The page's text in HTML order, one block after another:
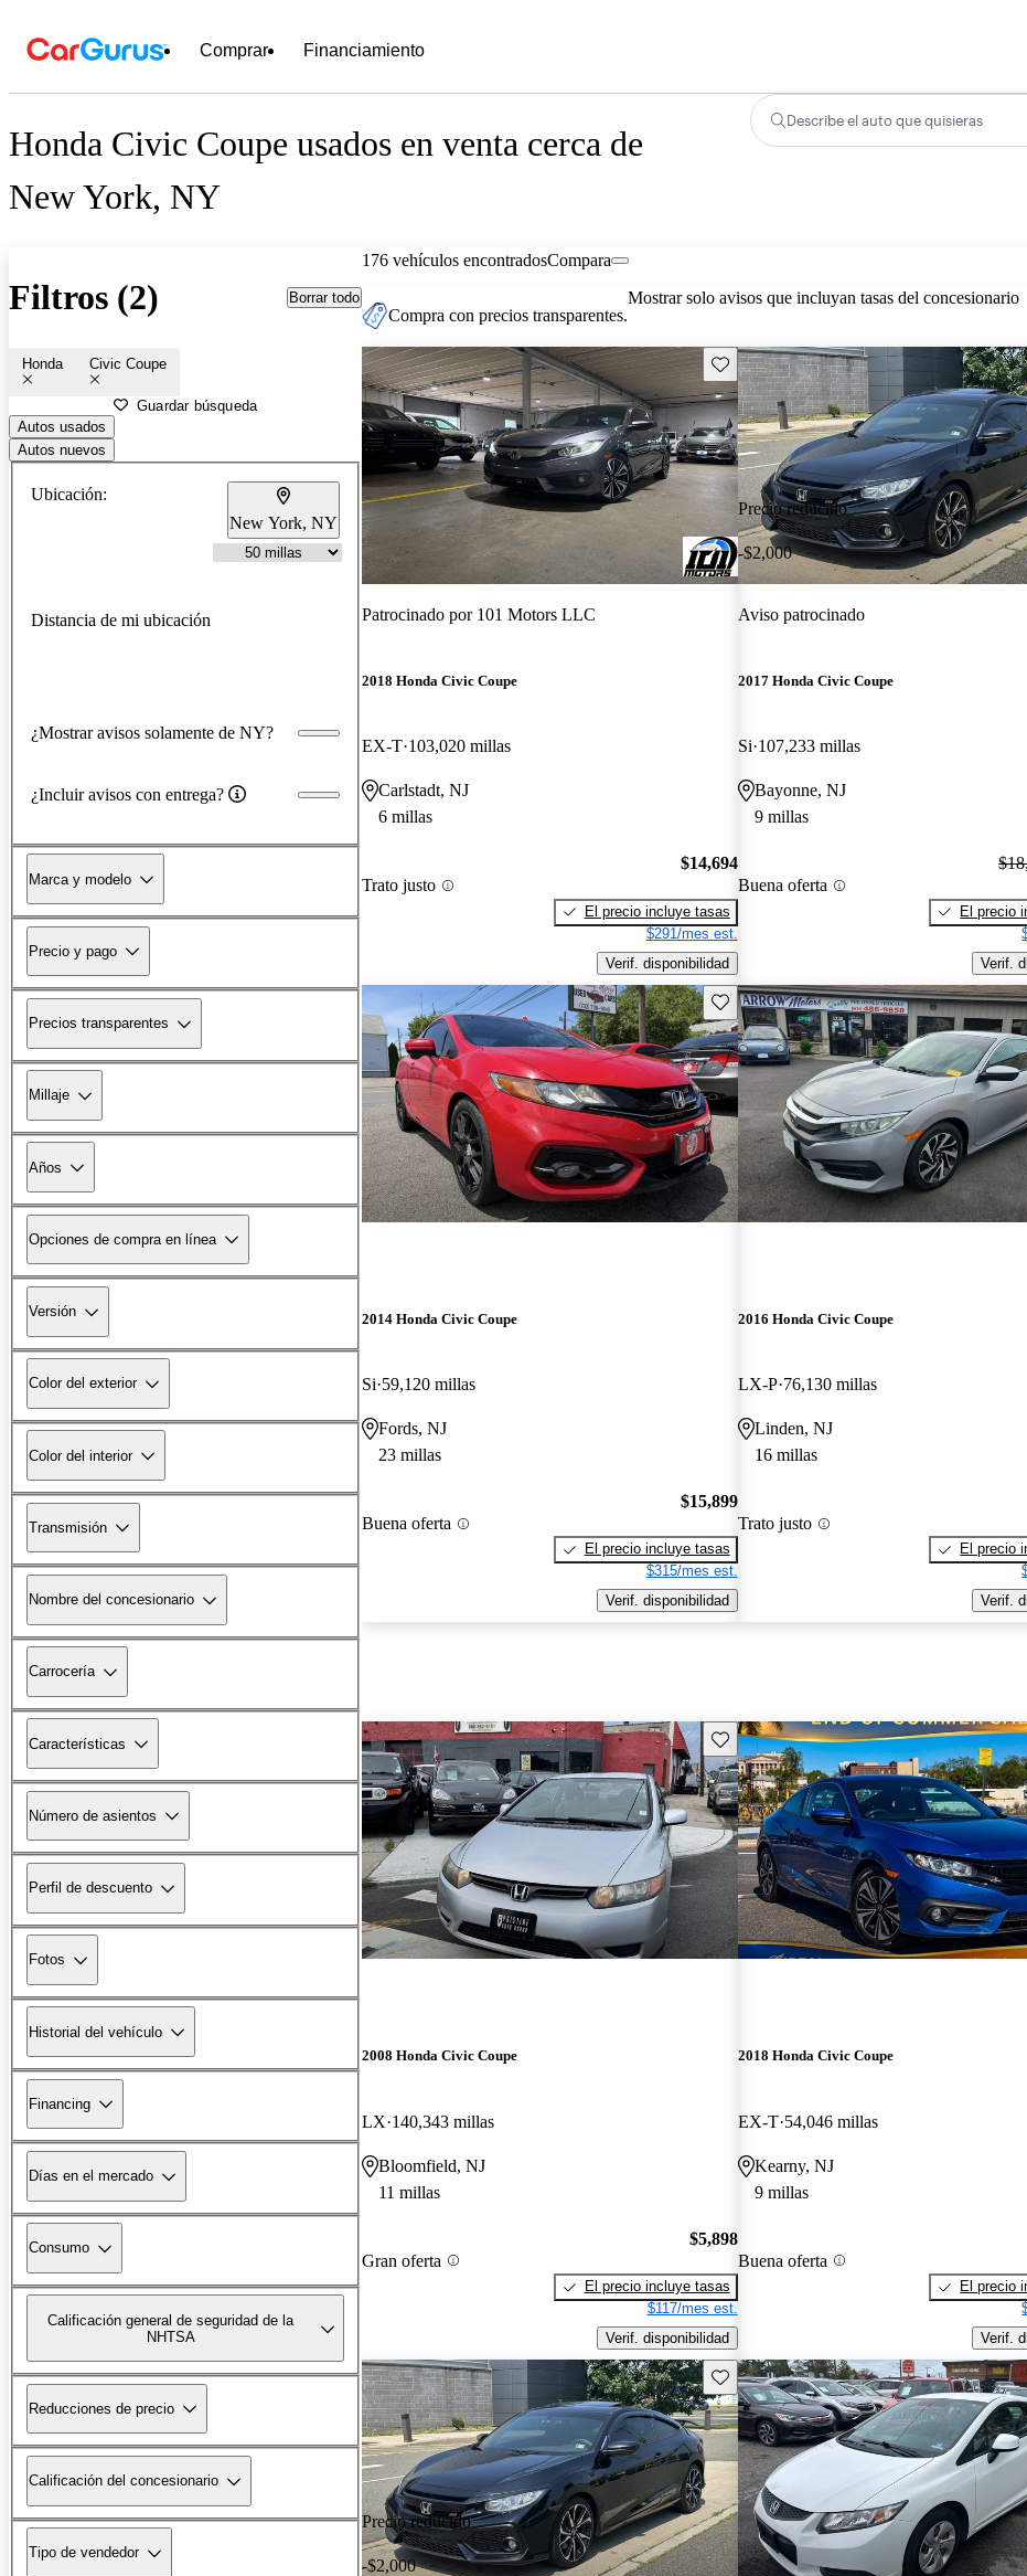
Comprar Financiamiento
Honda Civic Coupe usados en venta cerca de
New York, NY
Describe el auto que quisieras
Filtros (2) Borrar todo
Honda Civic Coupe
Guardar búsqueda
Autos usados
Autos nuevos
Ubicación:
New York, NY
Distancia de mi ubicación
¿Mostrar avisos solamente de NY?
¿Incluir avisos con entrega?
Marca y modelo
Precio y pago
Precios transparentes
Millaje
Años
Opciones de compra en línea
Versión
Color del exterior
Color del interior
Transmisión
Nombre del concesionario
Carrocería
Características
Número de asientos
Perfil de descuento
Fotos
Historial del vehículo
Financing
Días en el mercado
Consumo
Calificación general de seguridad de la
NHTSA
Reducciones de precio
Calificación del concesionario
Tipo de vendedor
176 vehículos encontradosCompara
Compra con precios transparentes.
Mostrar solo avisos que incluyan tasas del concesionario
Guarda este Aviso
Patrocinado por 101 Motors LLC
2018 Honda Civic Coupe
EX-T 103,020 millas
Carlstadt, NJ
6 millas
Trato justo
$14,694
El precio incluye tasas
$291/mes est.
Verif. disponibilidad
Precio reducido
-$2,000
Aviso patrocinado
2017 Honda Civic Coupe
Si 107,233 millas
Bayonne, NJ
9 millas
Buena oferta
El precio
Verif.
Guarda este Aviso
2014 Honda Civic Coupe
Si 59,120 millas
Fords, NJ
23 millas
Buena oferta
$15,899
El precio incluye tasas
$315/mes est.
Verif. disponibilidad
2016 Honda Civic Coupe
LX-P 76,130 millas
Linden, NJ
16 millas
Trato justo
El precio
Verif.
Guarda este Aviso
2008 Honda Civic Coupe
LX 140,343 millas
Bloomfield, NJ
11 millas
Gran oferta
$5,898
El precio incluye tasas
$117/mes est.
Verif. disponibilidad
2018 Honda Civic Coupe
EX-T 54,046 millas
Kearny, NJ
9 millas
Buena oferta
El precio
Verif.
Precio reducido
-$2,000
Guarda este Aviso